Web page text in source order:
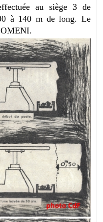
au siège 3 de
à 140 m de long. Le